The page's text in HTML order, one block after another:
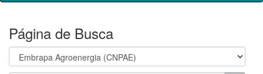
Página de Busca